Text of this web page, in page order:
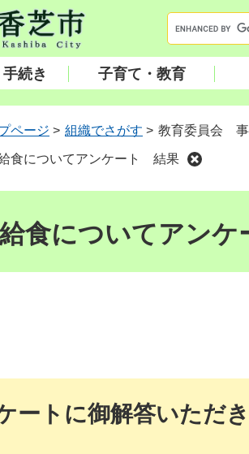
ー
ワ
ー
索
続き 子育て・教育
ページ > 組織でさがす > 教育委員会
食についてアンケート 結果
食についてアン
ートに御解答いただ